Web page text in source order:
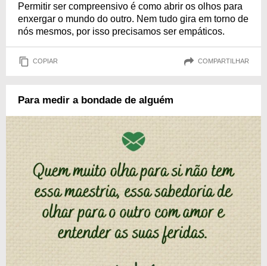
Permitir ser compreensivo é como abrir os olhos para
enxergar o mundo do outro. Nem tudo gira em torno de
nós mesmos, por isso precisamos ser empáticos.
COPIAR COMPARTILHAR
Para medir a bondade de alguém